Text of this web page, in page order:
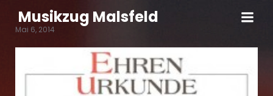
Musikzug Malsfeld
Mai 6, 2014